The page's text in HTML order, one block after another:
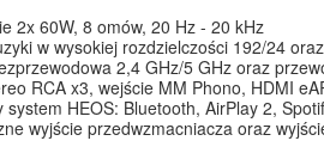
2x 60W, 8 omów, 20 Hz - 20 kHz
w wysokiej rozdzielczości 192/24
2,4 GHz/5 GHz oraz
RCA x3, wejście MM Phono, HDMI
system HEOS: Bluetooth, AirPlay 2,
wyjście przedwzmacniacza oraz